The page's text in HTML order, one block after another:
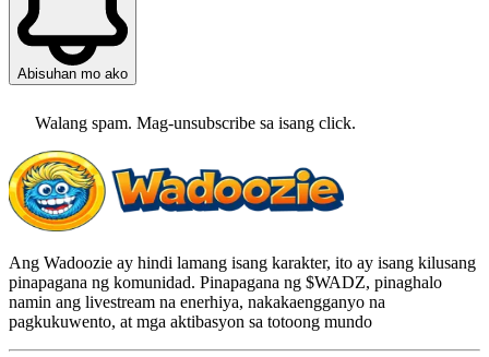
Abisuhan mo ako
Walang spam. Mag-unsubscribe sa isang click.
Ang Wadoozie ay hindi lamang isang karakter, ito ay isang kilusang
pinapagana ng komunidad. Pinapagana ng $WADZ, pinaghalo
namin ang livestream na enerhiya, nakakaengganyo na
pagkukuwento, at mga aktibasyon sa totoong mundo